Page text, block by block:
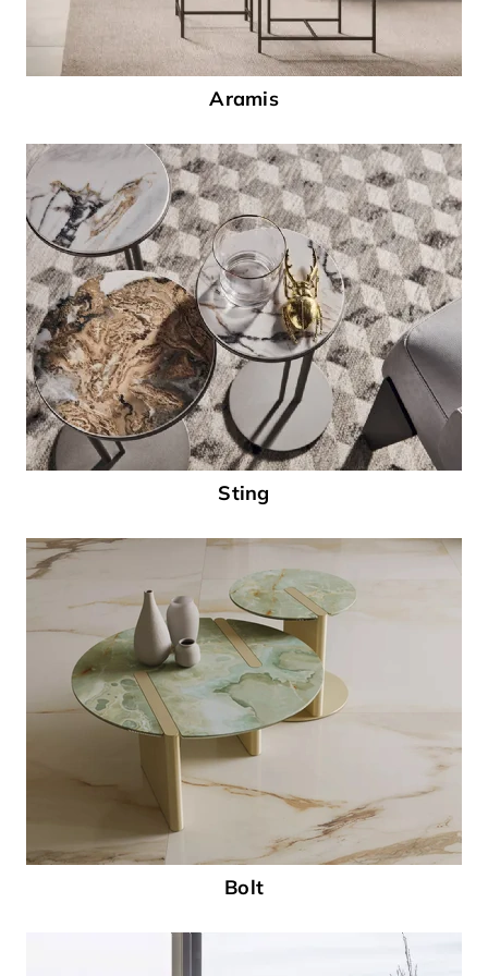
Aramis
Sting
Bolt